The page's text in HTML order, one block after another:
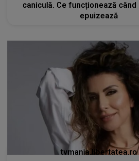
caniculă. Ce funcționează
epuizează
tvmania.libertatea.ro